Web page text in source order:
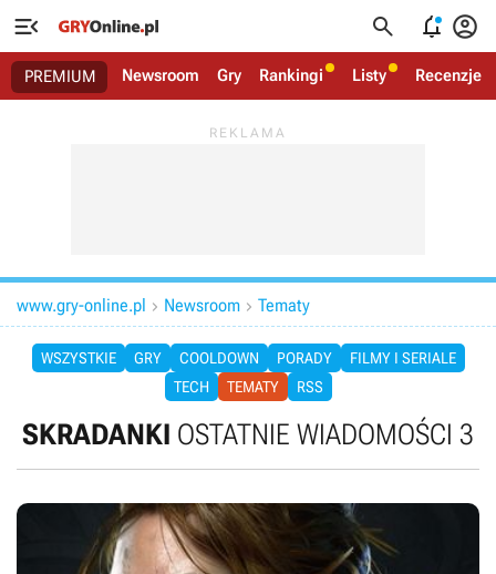
   
PREMIUM Newsroom Gry Rankingi Listy Recenzje
www.gry-online.pl  Newsroom  Tematy
WSZYSTKIE GRY COOLDOWN PORADY
FILMY I SERIALE
TECH
TEMATY RSS
SKRADANKI OSTATNIE WIADOMOŚCI 3